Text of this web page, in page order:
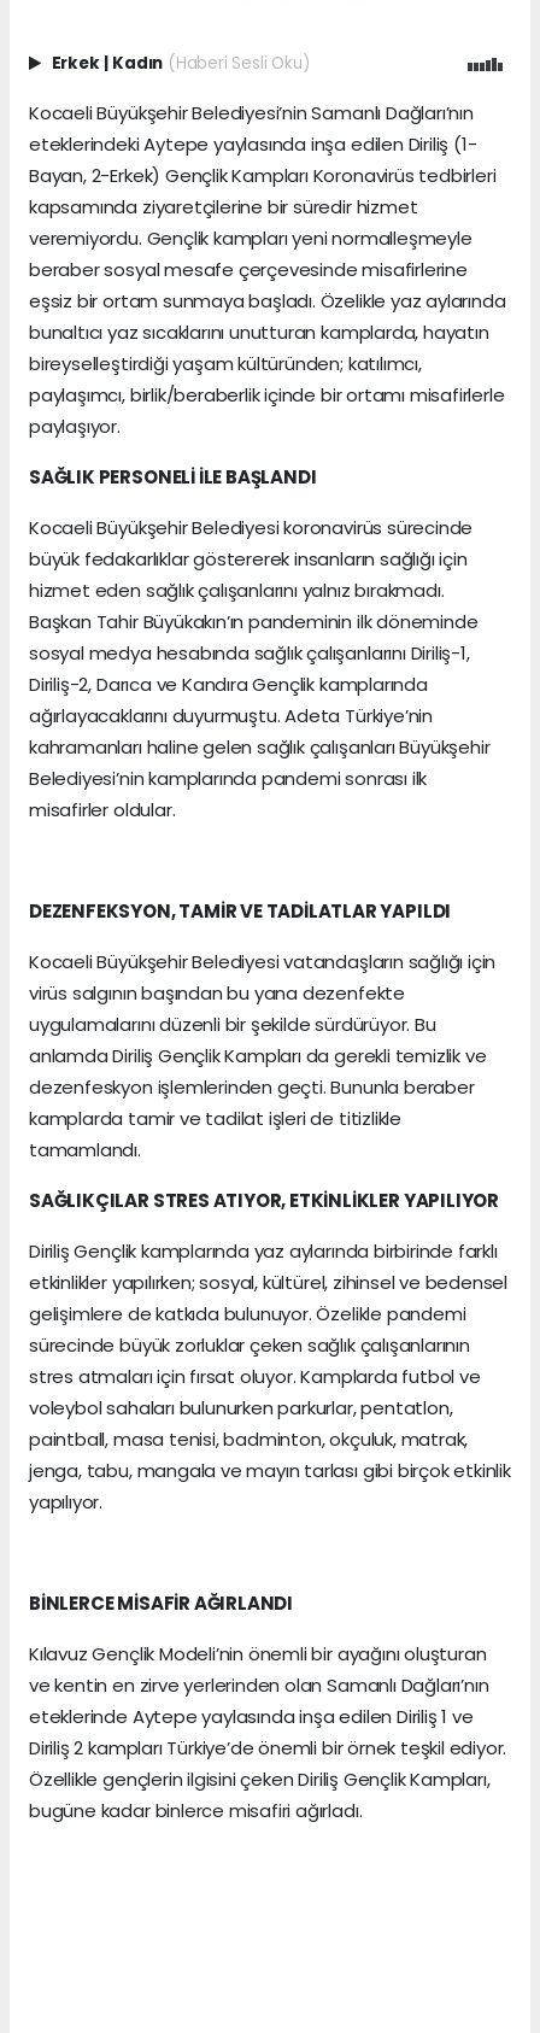
Erkek | Kadın (Haberi Sesli Oku)
Kocaeli Büyükşehir Belediyesi’nin Samanlı Dağları’nın
eteklerindeki Aytepe yaylasında inşa edilen Diriliş (1-
Bayan, 2-Erkek) Gençlik Kampları Koronavirüs tedbirleri
kapsamında ziyaretçilerine bir süredir hizmet
veremiyordu. Gençlik kampları yeni normalleşmeyle
beraber sosyal mesafe çerçevesinde misafirlerine
eşsiz bir ortam sunmaya başladı. Özelikle yaz aylarında
bunaltıcı yaz sıcaklarını unutturan kamplarda, hayatın
bireyselleştirdiği yaşam kültüründen; katılımcı,
paylaşımcı, birlik/beraberlik içinde bir ortamı misafirlerle
paylaşıyor.
SAĞLIK PERSONELİ İLE BAŞLANDI
Kocaeli Büyükşehir Belediyesi koronavirüs sürecinde
büyük fedakarlıklar göstererek insanların sağlığı için
hizmet eden sağlık çalışanlarını yalnız bırakmadı.
Başkan Tahir Büyükakın’ın pandeminin ilk döneminde
sosyal medya hesabında sağlık çalışanlarını Diriliş-1,
Diriliş-2, Darıca ve Kandıra Gençlik kamplarında
ağırlayacaklarını duyurmuştu. Adeta Türkiye’nin
kahramanları haline gelen sağlık çalışanları Büyükşehir
Belediyesi’nin kamplarında pandemi sonrası ilk
misafirler oldular.
DEZENFEKSYON, TAMİR VE TADİLATLAR YAPILDI
Kocaeli Büyükşehir Belediyesi vatandaşların sağlığı için
virüs salgının başından bu yana dezenfekte
uygulamalarını düzenli bir şekilde sürdürüyor. Bu
anlamda Diriliş Gençlik Kampları da gerekli temizlik ve
dezenfeskyon işlemlerinden geçti. Bununla beraber
kamplarda tamir ve tadilat işleri de titizlikle
tamamlandı.
SAĞLIKÇILAR STRES ATIYOR, ETKİNLİKLER YAPILIYOR
Diriliş Gençlik kamplarında yaz aylarında birbirinde farklı
etkinlikler yapılırken; sosyal, kültürel, zihinsel ve bedensel
gelişimlere de katkıda bulunuyor. Özelikle pandemi
sürecinde büyük zorluklar çeken sağlık çalışanlarının
stres atmaları için fırsat oluyor. Kamplarda futbol ve
voleybol sahaları bulunurken parkurlar, pentatlon,
paintball, masa tenisi, badminton, okçuluk, matrak,
jenga, tabu, mangala ve mayın tarlası gibi birçok etkinlik
yapılıyor.
BİNLERCE MİSAFİR AĞIRLANDI
Kılavuz Gençlik Modeli’nin önemli bir ayağını oluşturan
ve kentin en zirve yerlerinden olan Samanlı Dağları’nın
eteklerinde Aytepe yaylasında inşa edilen Diriliş 1 ve
Diriliş 2 kampları Türkiye’de önemli bir örnek teşkil ediyor.
Özellikle gençlerin ilgisini çeken Diriliş Gençlik Kampları,
bugüne kadar binlerce misafiri ağırladı.